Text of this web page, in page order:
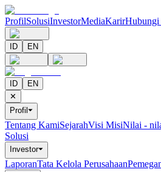
ProfilSolusiInvestorMediaKarir
ID EN
ID
EN
✕
Profil ⏷
Tentang KamiSejarahVisi MisiNilai -
Solusi
Investor⏷
LaporanTata Kelola Perusahaan